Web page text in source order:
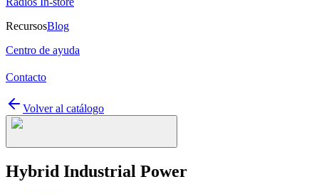
RecursosBlog
Centro de ayuda
Contacto
Volver al catálogo
Hybrid Industrial Power